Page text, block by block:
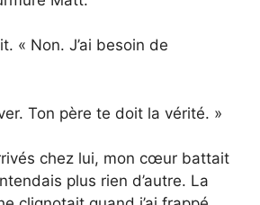
« Non. J’ai besoin de
Ton père te doit la vérité. »
chez lui, mon cœur battait
plus rien d’autre. La